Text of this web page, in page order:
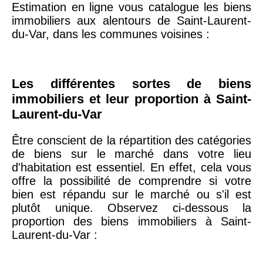
75020 -Paris
20ème
arrondissement
9 623 € 11 141 €
75019 -
Paris
19ème
arrondissement
9 231 € 10 415 €
51100 -Reims 3 036 € 2 667 €
75013 -
Paris
13ème
arrondissement
10 073 € 11 085 €
76600 -Le Havre
Estimation en ligne vous catalogue les biens
immobiliers aux alentours de Saint-Laurent-
du-Var, dans les communes voisines :
Les différentes sortes de biens
immobiliers et leur proportion à Saint-
Laurent-du-Var
Être conscient de la répartition des catégories
de biens sur le marché dans votre lieu
d'habitation est essentiel. En effet, cela vous
offre la possibilité de comprendre si votre
bien est répandu sur le marché ou s'il est
plutôt unique. Observez ci-dessous la
proportion des biens immobiliers à Saint-
Laurent-du-Var :